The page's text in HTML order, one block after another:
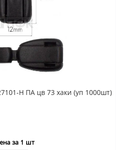
Н ПА цв 73 хаки (уп 1000шт)
за 1 шт